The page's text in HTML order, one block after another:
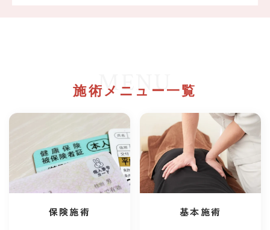
施術メニュー一覧
MENU
保険施術 基本施術